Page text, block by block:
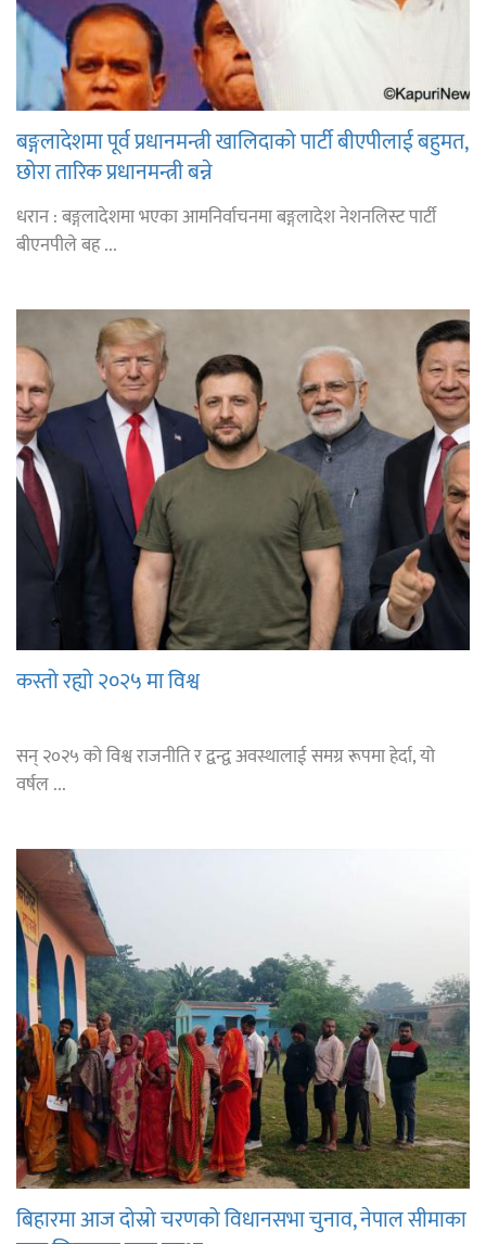
बङ्गलादेशमा पूर्व प्रधानमन्त्री खालिदाको पार्टी बीएपीलाई बहुमत,
छोरा तारिक प्रधानमन्त्री बन्ने
धरान : बङ्गलादेशमा भएका आमनिर्वाचनमा बङ्गलादेश नेशनलिस्ट पार्टी
बीएनपीले बह ...
कस्तो रह्यो २०२५ मा विश्व
सन् २०२५ को विश्व राजनीति र द्वन्द्व अवस्थालाई समग्र रूपमा हेर्दा, यो
वर्षल ...
बिहारमा आज दोस्रो चरणको विधानसभा चुनाव, नेपाल सीमाका